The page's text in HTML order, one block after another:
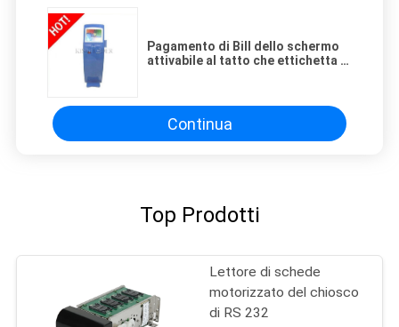
Pagamento di Bill dello schermo
attivabile al tatto che ettichetta il
Continua
Top Prodotti
Lettore di schede
motorizzato del chiosco
di RS 232